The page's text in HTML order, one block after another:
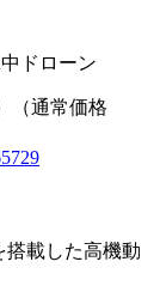
ドローン
（通常価格
搭載した高機動